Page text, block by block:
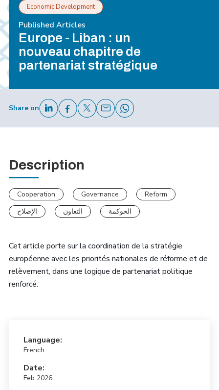
Economic Development
Published Articles
Europe - Liban : un
nouveau chapitre de
partenariat stratégique
Share on
Description
Cooperation Governance
Reform
الإصلاح
التعاون الحوكمة
Cet article porte sur la coordination de la stratégie
européenne avec les priorités nationales de réforme et de
relèvement, dans une logique de partenariat politique
renforcé.
Language:
French
Date:
Feb 2026